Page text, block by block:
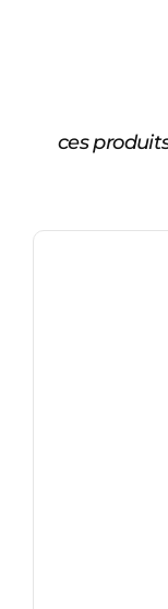
ces